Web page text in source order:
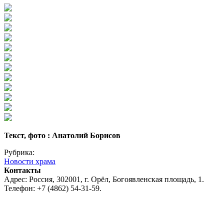
Текст, фото : Анатолий Борисов
Рубрика:
Новости храма
Контакты
Адрес: Россия, 302001, г. Орёл, Богоявленская площадь, 1.
Телефон: +7 (4862) 54-31-59.